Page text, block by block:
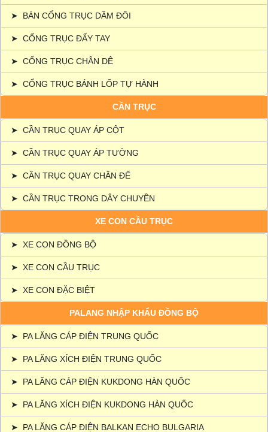
➤ BÁN CỔNG TRỤC DẦM ĐÔI
➤ CỔNG TRỤC ĐẨY TAY
➤ CỔNG TRỤC CHÂN DÊ
➤ CỔNG TRỤC BÁNH LỐP TỰ HÀNH
CẦN TRỤC
➤ CẦN TRỤC QUAY ÁP CỘT
➤ CẦN TRỤC QUAY ÁP TƯỜNG
➤ CẦN TRỤC QUAY CHÂN ĐẾ
➤ CẦN TRỤC TRONG DÂY CHUYỀN
XE CON CẦU TRỤC
➤ XE CON ĐỒNG BỘ
➤ XE CON CẦU TRỤC
➤ XE CON ĐẶC BIỆT
PALANG NHẬP KHẨU ĐỒNG BỘ
➤ PA LĂNG CÁP ĐIỆN TRUNG QUỐC
➤ PA LĂNG XÍCH ĐIỆN TRUNG QUỐC
➤ PA LĂNG CÁP ĐIỆN KUKDONG HÀN QUỐC
➤ PA LĂNG XÍCH ĐIỆN KUKDONG HÀN QUỐC
➤ PA LĂNG CÁP ĐIỆN BALKAN ECHO BULGARIA